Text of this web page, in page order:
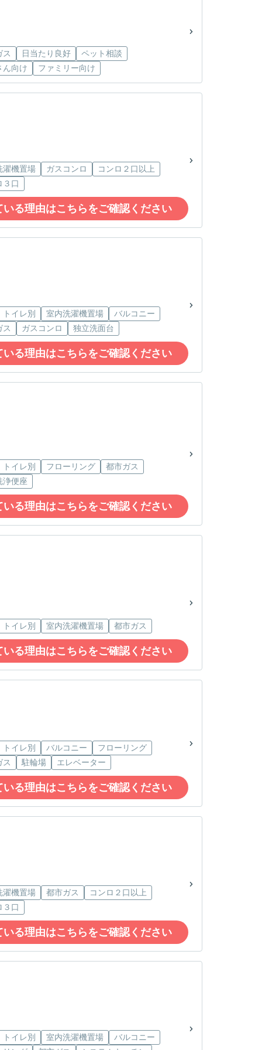
ス 日当たり良好
ペット相談
ん向け
ファミリー向け
濯機置場 ガスコンロ
コンロ２口以上
３口
る理由はこちらをご確認ください
トイレ別 室内洗濯機置場
バルコニー
ス
ガスコンロ 独立洗面台
る理由はこちらをご確認ください
トイレ別 フローリング
都市ガス
浄便座
る理由はこちらをご確認ください
トイレ別 室内洗濯機置場 都市ガス
る理由はこちらをご確認ください
トイレ別 バルコニー
フローリング
ス
駐輪場 エレベーター
る理由はこちらをご確認ください
濯機置場 都市ガス
コンロ２口以上
３口
る理由はこちらをご確認ください
トイレ別 室内洗濯機置場
バルコニー